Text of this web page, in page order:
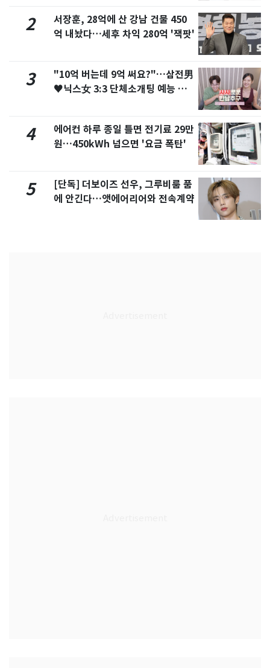
2
서장훈, 28억에 산 강남 건물 450
억 내놨다…세후 차익 280억 '잭팟'
3
"10억 버는데 9억 써요?"…삼전男
♥닉스女 3:3 단체소개팅 예능 화
4
에어컨 하루 종일 틀면 전기료 29만
원…450kWh 넘으면 '요금 폭탄'
5
[단독] 더보이즈 선우, 그루비룸 품
에 안긴다…앳에어리어와 전속계약